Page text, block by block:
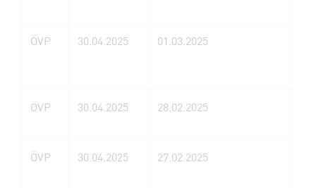
ÖVP 30.04.2025 01.03.2025
ÖVP 30.04.2025 28.02.2025
ÖVP 30.04.2025 27.02.2025